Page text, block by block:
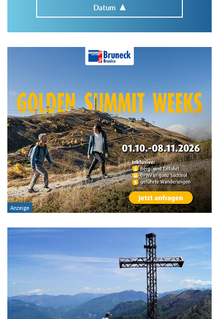
Datum
Im Tourenarchiv suchen
Region:
Gebirge:
Art der Tour:
von
bis
Suchbegriff: